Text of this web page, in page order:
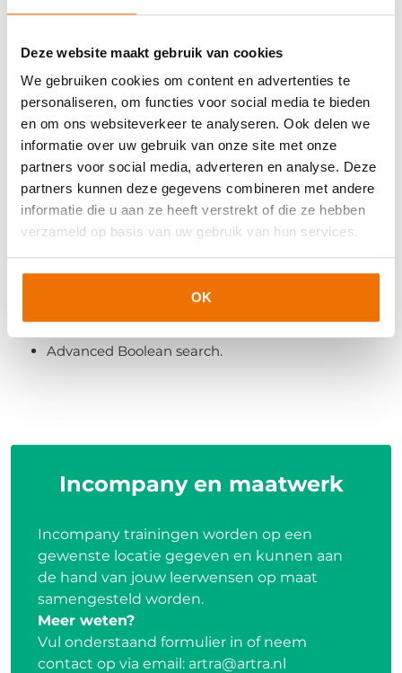
Deze website maakt gebruik van cookies
We gebruiken cookies om content en advertenties te
personaliseren, om functies voor social media te bieden
en om ons websiteverkeer te analyseren. Ook delen we
informatie over uw gebruik van onze site met onze
partners voor social media, adverteren en analyse. Deze
partners kunnen deze gegevens combineren met andere
informatie die u aan ze heeft verstrekt of die ze hebben
verzameld op basis van uw gebruik van hun services.
OK
Gebruik te maken van Boolean search;
Professionals op de juiste manier te benaderen;
Slimme hacks toe te passen;
Twitter search in te zetten;
Contactgegevens te vinden.
Bovendien heb je kennis van:
Het hoe, wat en waarom van sourcing;
Het professionele LinkedIn profiel van een
recruiter;
Linkedin search & talent pooling;
Andere online kanalen;
Advanced Boolean search.
Incompany en maatwerk
Incompany trainingen worden op een
gewenste locatie gegeven en kunnen aan
de hand van jouw leerwensen op maat
samengesteld worden.
Meer weten?
Vul onderstaand formulier in of neem
contact op via email: artra@artra.nl